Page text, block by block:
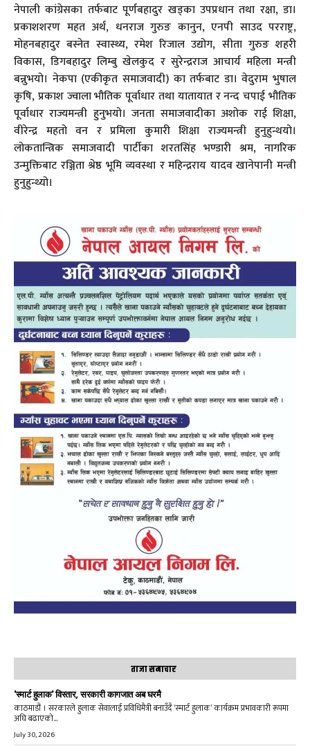
नेपाली कांग्रेसका तर्फबाट पूर्णबहादुर खड्का उपप्रधान तथा रक्षा, डा।
प्रकाशशरण महत अर्थ, धनराज गुरुङ कानुन, एनपी साउद परराष्ट्र,
मोहनबहादुर बस्नेत स्वास्थ्य, रमेश रिजाल उद्योग, सीता गुरुङ शहरी
विकास, डिगबहादुर लिम्बु खेलकुद र सुरेन्द्रराज आचार्य महिला मन्त्री
बन्नुभयो। नेकपा (एकीकृत समाजवादी) का तर्फबाट डा। वेदुराम भुषाल
कृषि, प्रकाश ज्वाला भौतिक पूर्वाधार तथा यातायात र नन्द चपाई भौतिक
पूर्वाधार राज्यमन्त्री हुनुभयो। जनता समाजवादीका अशोक राई शिक्षा,
वीरेन्द्र महतो वन र प्रमिला कुमारी शिक्षा राज्यमन्त्री हुनुहुन्थयो।
लोकतान्त्रिक समाजवादी पार्टीका शरतसिंह भण्डारी श्रम, नागरिक
उन्मुक्तिबाट रञ्जिता श्रेष्ठ भूमि व्यवस्था र महिन्द्रराय यादव खानेपानी मन्त्री
हुनुहुन्थ्यो।
ताजा समाचार
‘स्मार्ट हुलाक’ विस्तार, सरकारी कागजात अब घरमै
काठमाडौं । सरकारले हुलाक सेवालाई प्रविधिमैत्री बनाउँदै ‘स्मार्ट हुलाक’ कार्यक्रम प्रभावकारी रूपमा
अघि बढाएको...
July 30, 2026